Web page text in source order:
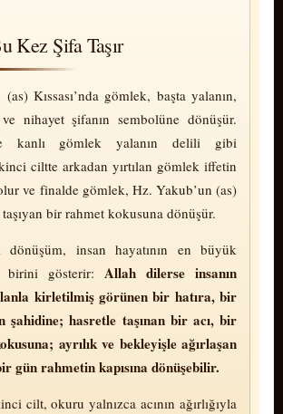
Kez Şifa Taşır
Kıssası’nda gömlek, başta yalanın,
nihayet şifanın sembolüne dönüşür.
kanlı gömlek yalanın delili gibi
ciltte arkadan yırtılan gömlek iffetin
ve finalde gömlek, Hz. Yakub’un (as)
bir rahmet kokusuna dönüşür.
insan hayatının en büyük
birini gösterir: Allah dilerse insanın
kirletilmiş görünen bir hatıra, bir
şahidine; hasretle taşınan bir acı, bir
ayrılık ve bekleyişle ağırlaşan
gün rahmetin kapısına dönüşebilir.
cilt, okuru yalnızca acının ağırlığıyla